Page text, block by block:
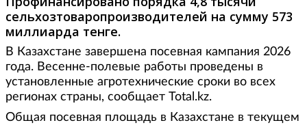
сельхозтоваропроизводителей на сумму 573
миллиарда тенге.
В Казахстане завершена посевная кампания 2026
года. Весенне-полевые работы проведены в
установленные агротехнические сроки во всех
регионах страны, сообщает Total.kz.
Общая посевная площадь в Казахстане в текущем